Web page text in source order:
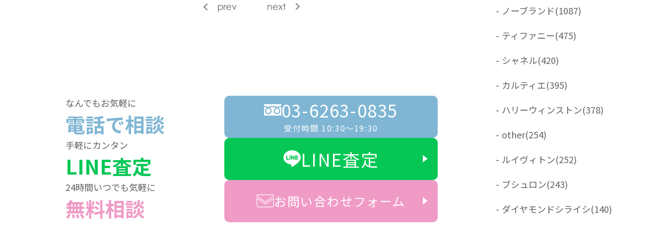
prev next
なんでもお気軽に
電話で相談 03-6263-0835
受付時間 10:30〜19:30
手軽にカンタン
LINE査定 LINE査定
24時間いつでも気軽に
無料相談 お問い合わせフォーム
- ノーブランド(1087)
- ティファニー(475)
- シャネル(420)
- カルティエ(395)
- ハリーウィンストン(378)
- other(254)
- ルイヴィトン(252)
- ブシュロン(243)
- ダイヤモンドシライシ(140)